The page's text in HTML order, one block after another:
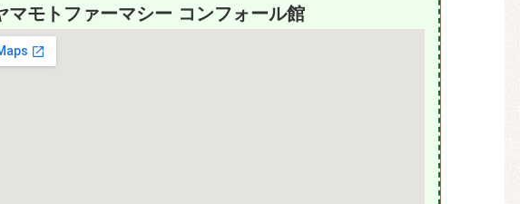
モトファーマシー コンフォール館